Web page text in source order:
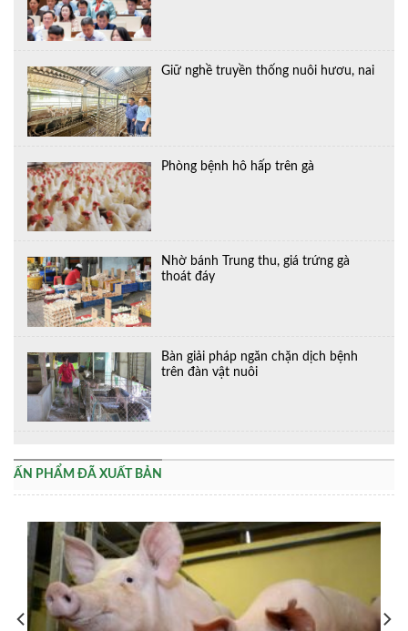
Giữ nghề truyền thống nuôi hươu, nai
Phòng bệnh hô hấp trên gà
Nhờ bánh Trung thu, giá trứng gà
thoát đáy
Bàn giải pháp ngăn chặn dịch bệnh
trên đàn vật nuôi
ẤN PHẨM ĐÃ XUẤT BẢN